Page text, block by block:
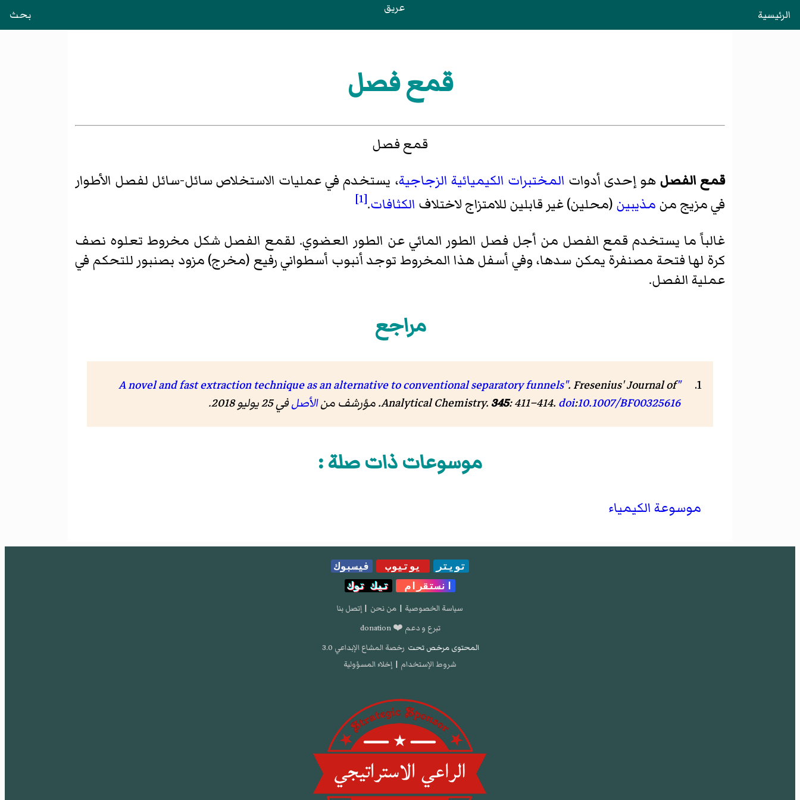
الرئيسية عريق بحث
قمع فصل
قمع فصل
قمع الفصل هو إحدى أدوات المختبرات الكيميائية الزجاجية، يستخدم في عمليات الاستخلاص سائل-سائل لفصل الأطوار
في مزيج من مذيبين (محلين) غير قابلين للامتزاج لاختلاف الكثافات.
[1]
غالباً ما يستخدم قمع الفصل من أجل فصل الطور المائي عن الطور العضوي. لقمع الفصل شكل مخروط تعلوه نصف
كرة لها فتحة مصنفرة يمكن سدها، وفي أسفل هذا المخروط توجد أنبوب أسطواني رفيع (مخرج) مزود بصنبور للتحكم في
عملية الفصل.
مراجع
"A novel and fast extraction technique as an alternative to conventional separatory funnels"
.Fresenius' Journal of
Analytical Chemistry. 345: 411–414. doi:10.1007/BF00325616 . مؤرشف منالأصلفي 25 يوليو 2018.
موسوعات ذات صلة :
موسوعة الكيمياء
تويتر يوتيوب
فيسبوك
انستقرام
تيك توك
سياسة الخصوصية | من نحن | إتصل بنا
تبرع و دعم ❤️ donation
المحتوى مرخص تحت رخصة المشاع الإبداعي 3.0
شروط الإستخدام | إخلاء المسؤولية